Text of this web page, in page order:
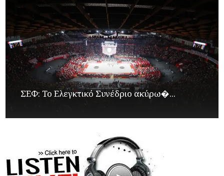
ΣΕΦ: Το Ελεγκτικό Συνέδριο ακύρω�...